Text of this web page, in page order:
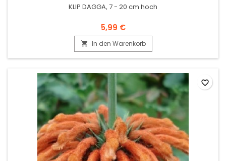
KLIP DAGGA, 7 - 20 cm hoch
5,99 €
 In den Warenkorb
favorite_border